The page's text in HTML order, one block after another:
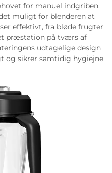
for manuel indgriben.
muligt for blenderen at
effektivt, fra bløde frugter
præstation på tværs af
udtagelige design
og sikrer samtidig hygiejne